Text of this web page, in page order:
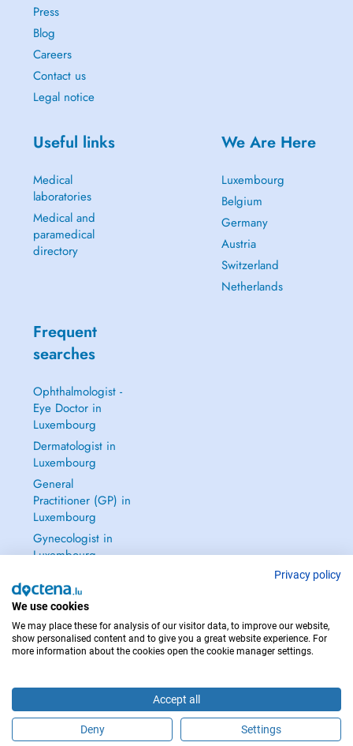
Schedule an appointment
Press
Blog
Careers
Contact us
Legal notice
Useful links
Medical
laboratories
Medical and
paramedical
directory
We Are Here
Luxembourg
Belgium
Germany
Austria
Switzerland
Netherlands
Frequent
searches
Ophthalmologist -
Eye Doctor in
Luxembourg
Dermatologist in
Luxembourg
General
Practitioner (GP) in
Luxembourg
Gynecologist in
Luxembourg
IN CASE OF EMERGENCIES, PLEASE CONTACT : 112
Privacy policy
We use cookies
We may place these for analysis of our visitor data, to improve our website,
show personalised content and to give you a great website experience. For
more information about the cookies open the cookie manager settings.
Accept all
Deny Settings